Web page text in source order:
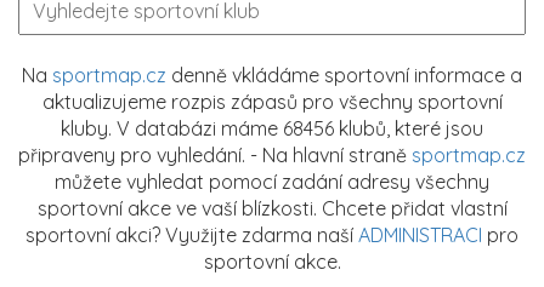
Na sportmap.cz denně vkládáme sportovní informace a
aktualizujeme rozpis zápasů pro všechny sportovní
kluby. V databázi máme 68456 klubů, které jsou
připraveny pro vyhledání. - Na hlavní straně sportmap.cz
můžete vyhledat pomocí zadání adresy všechny
sportovní akce ve vaší blízkosti. Chcete přidat vlastní
sportovní akci? Využijte zdarma naší ADMINISTRACI pro
sportovní akce.